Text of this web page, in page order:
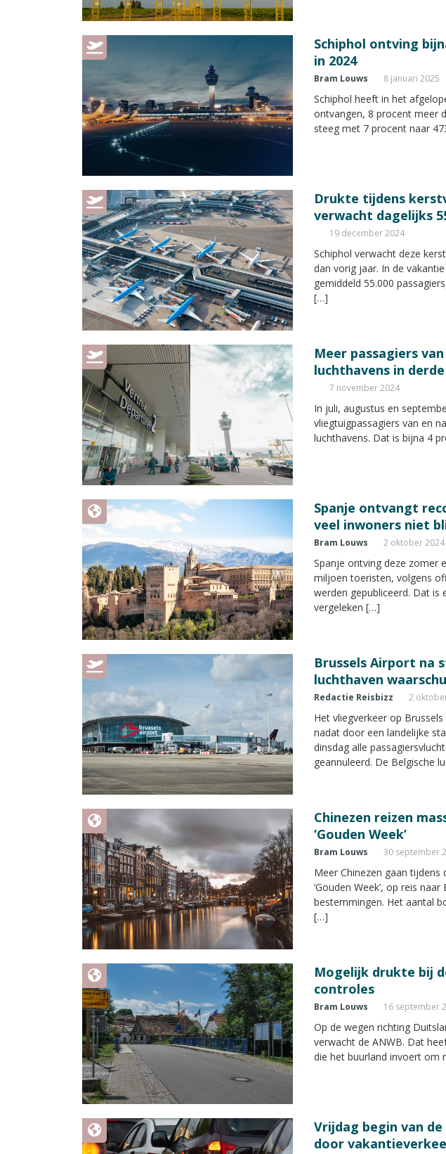
Schiphol ontving
in 2024
Bram Louws 8 januari 2025
Schiphol heeft in het
ontvangen, 8 procent meer
steeg met 7 procent naar
Drukte tijdens
verwacht dagelijks
19 december 2024
Schiphol verwacht deze
dan vorig jaar. In de
gemiddeld 55.000
[…]
Meer passagiers
luchthavens in
7 november 2024
In juli, augustus en
vliegtuigpassagiers van en
luchthavens. Dat is bijna 4
Spanje ontvangt
veel inwoners niet
Bram Louws 2 oktober 2024
Spanje ontving deze zomer
miljoen toeristen, volgens
werden gepubliceerd. Dat is
vergeleken […]
Brussels Airport na
luchthaven
Redactie Reisbizz 2
Het vliegverkeer op
nadat door een landelijke
dinsdag alle
geannuleerd. De Belgische
Chinezen reizen
‘Gouden Week’
Bram Louws 30 september
Meer Chinezen gaan tijdens
‘Gouden Week’, op reis
bestemmingen. Het aantal
[…]
Mogelijk drukte bij
controles
Bram Louws 16 september
Op de wegen richting
verwacht de ANWB. Dat
die het buurland invoert om
Vrijdag begin van
door